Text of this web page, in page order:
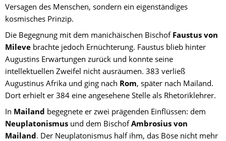
Versagen des Menschen, sondern ein eigenständiges
kosmisches Prinzip.
Die Begegnung mit dem manichäischen Bischof Faustus von
Mileve brachte jedoch Ernüchterung. Faustus blieb hinter
Augustins Erwartungen zurück und konnte seine
intellektuellen Zweifel nicht ausräumen. 383 verließ
Augustinus Afrika und ging nach Rom, später nach Mailand.
Dort erhielt er 384 eine angesehene Stelle als Rhetoriklehrer.
In Mailand
Neuplatonismus und dem Bischof Ambrosius von
Mailand. Der Neuplatonismus half ihm, das Böse nicht mehr